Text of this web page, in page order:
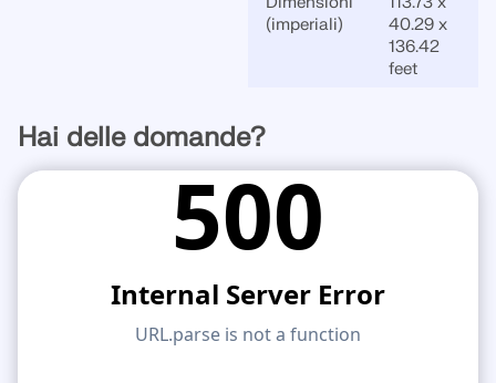
(imperiali)
40.29 x
136.42
feet
Hai delle domande?